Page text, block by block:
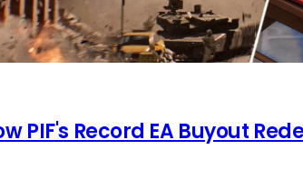
PIF's Record EA Buyout